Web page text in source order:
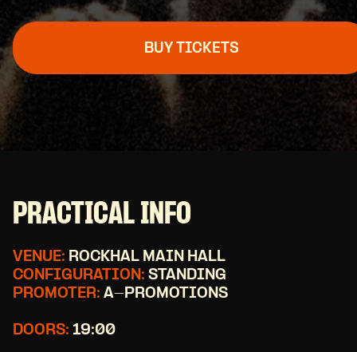
BUY TICKETS
PRACTICAL INFO
VENUE: ROCKHAL MAIN HALL
CONFIGURATION: STANDING
PROMOTER: A-PROMOTIONS
DOORS: 19:00